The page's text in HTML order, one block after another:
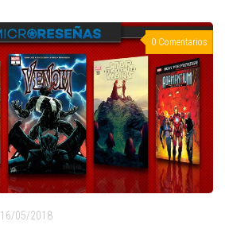
0 Comentarios
16/05/2018